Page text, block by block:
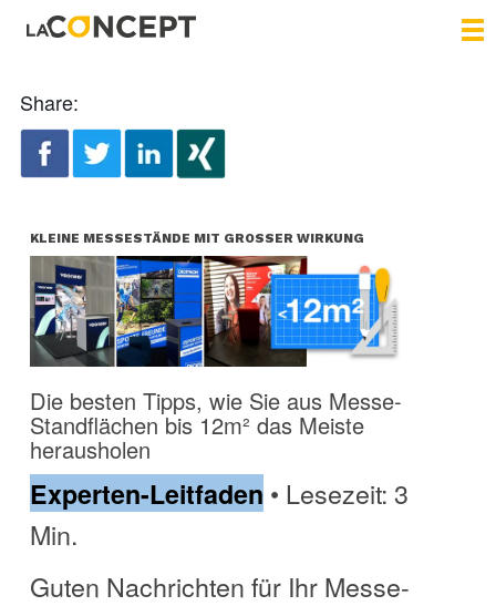
Share:
KLEINE MESSESTÄNDE MIT GROSSER WIRKUNG
Die besten Tipps, wie Sie aus Messe-
Standflächen bis 12m² das Meiste
herausholen
Experten-Leitfaden • Lesezeit: 3
Min.
Guten Nachrichten für Ihr Messe-